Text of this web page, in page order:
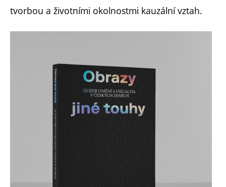
tvorbou a životními okolnostmi kauzální vztah.